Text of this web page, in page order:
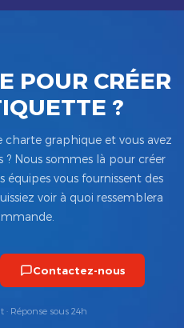
POUR CRÉER
?
charte graphique et vous avez
? Nous sommes là pour créer
équipes vous fournissent des
voir à quoi ressemblera
Contactez-nous
Réponse sous 24h